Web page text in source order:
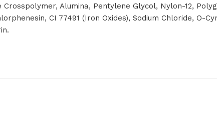
Alumina, Pentylene Glycol, Nylon-12,
CI 77491 (Iron Oxides), Sodium Chloride, O-